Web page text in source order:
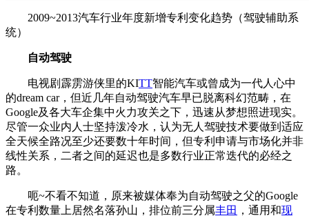
2009~2013汽车行业年度新增专利变化趋势（驾驶辅助系
统）
自动驾驶
电视剧霹雳游侠里的KITT智能汽车或曾成为一代人心中
的dream car，但近几年自动驾驶汽车早已脱离科幻范畴，在
Google及各大车企集中火力攻关之下，迅速从梦想照进现实。
尽管一众业内人士坚持泼冷水，认为无人驾驶技术要做到适应
全天候全路况至少还要数十年时间，但专利申请与市场化并非
线性关系，二者之间的延迟也是多数行业正常迭代的必经之
路。
呃~不看不知道，原来被媒体奉为自动驾驶之父的Google
在专利数量上居然名落孙山，排位前三分属丰田 ，通用和现